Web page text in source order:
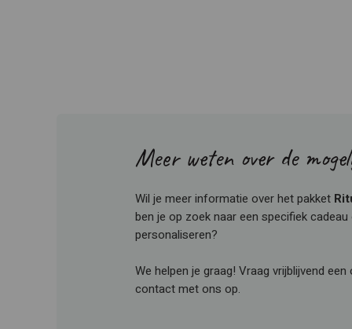
Meer weten over de
Wil je meer informatie over het pakket
ben je op zoek naar een specifiek
personaliseren?
We helpen je graag! Vraag vrijblijvend
contact met ons op.